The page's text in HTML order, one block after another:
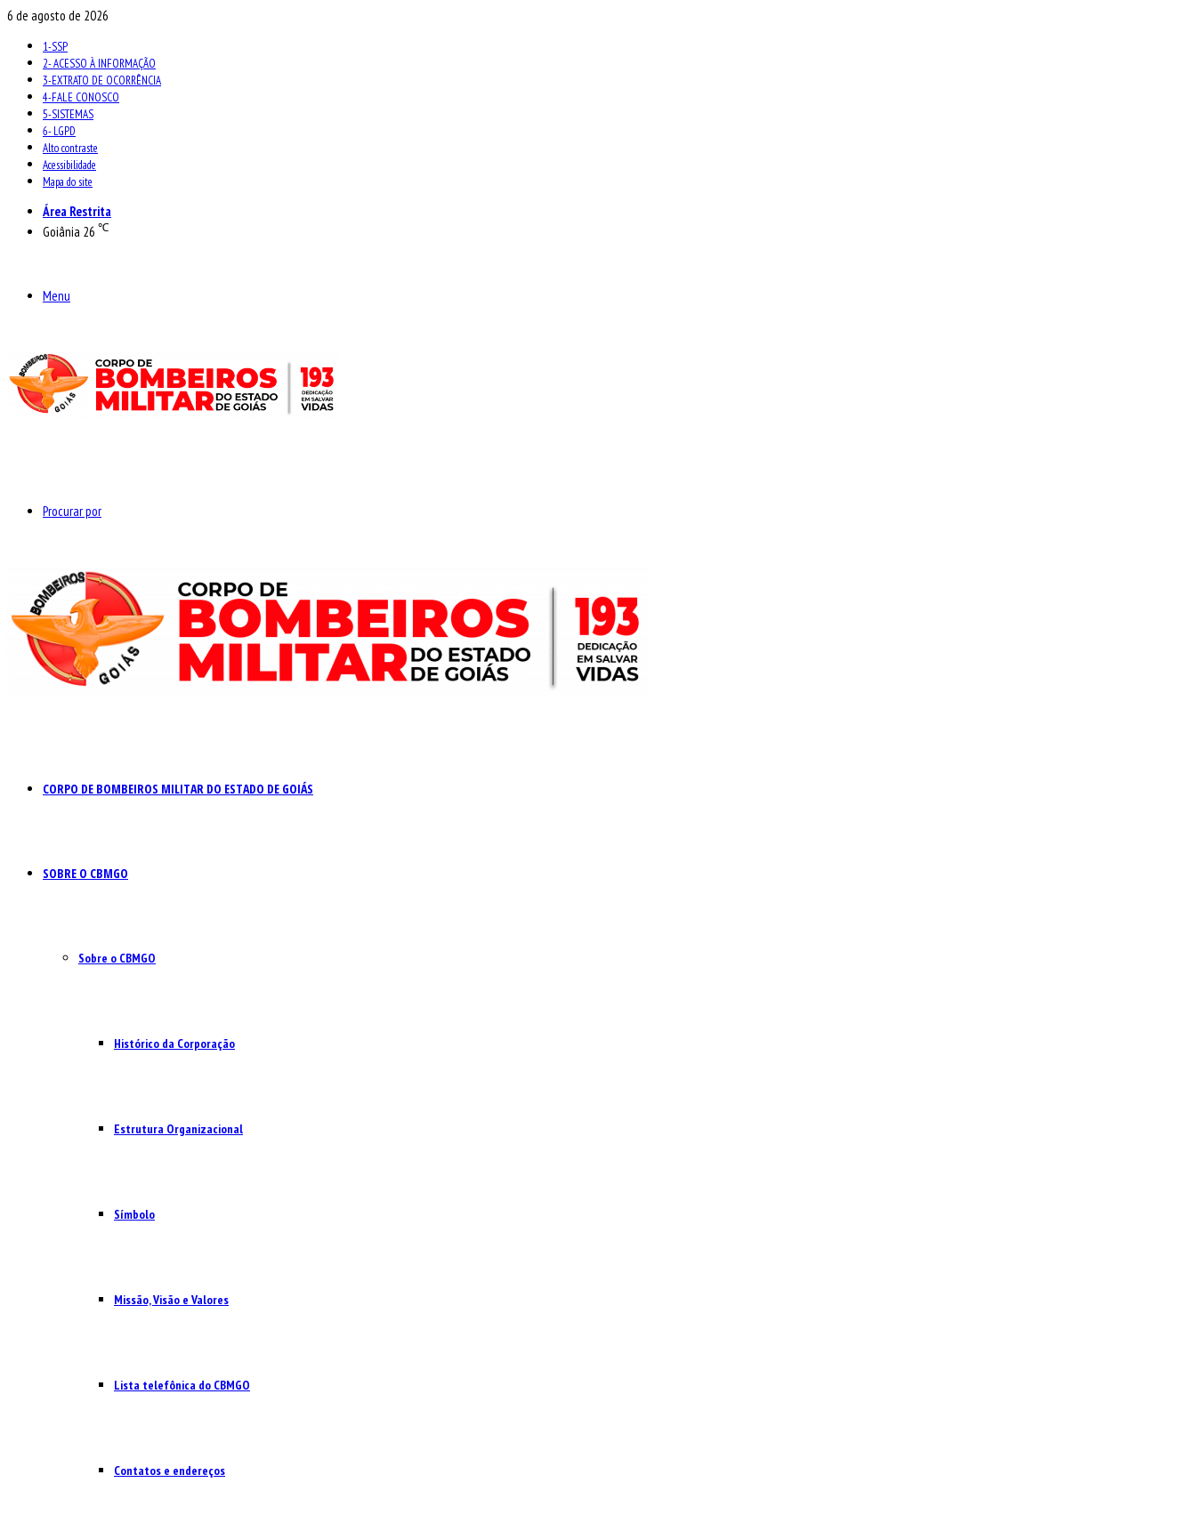
6 de agosto de 2026
1-SSP
2- ACESSO À INFORMAÇÃO
3-EXTRATO DE OCORRÊNCIA
4-FALE CONOSCO
5-SISTEMAS
6- LGPD
Alto contraste
Acessibilidade
Mapa do site
Área Restrita
Goiânia 26 ℃
Menu
Procurar por
CORPO DE BOMBEIROS MILITAR DO ESTADO DE GOIÁS
SOBRE O CBMGO
Sobre o CBMGO
Histórico da Corporação
Estrutura Organizacional
Símbolo
Missão, Visão e Valores
Lista telefônica do CBMGO
Contatos e endereços